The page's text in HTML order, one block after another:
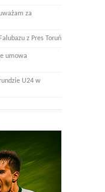
za
z Pres Toruń
umowa
U24 w